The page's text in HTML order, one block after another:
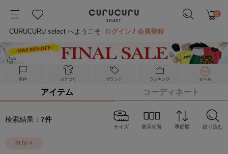
0
CURUCURU select へようこそ ログイン /会員登録
新作 カテゴリ ブランド ランキング セール
アイテム コーディネート
検索結果： 7件
サイズ 表示切替 季節順 絞り込む
#UV ×